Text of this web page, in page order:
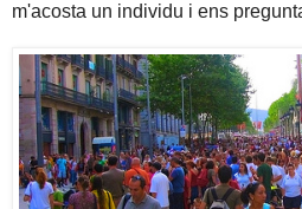
m'acosta un individu i ens